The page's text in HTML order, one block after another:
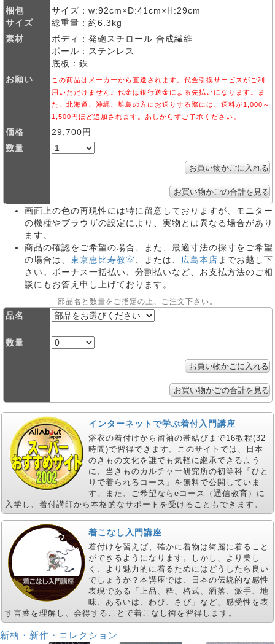
梱包
サイズ
サイズ：w:92cm×D:41cm×H:29cm
総重量：約6.3kg
素材
ボディ：発砲スチロール 合成繊維
ポール：ステンレス
底板：鉄
お願い
この商品はメーカーから直送されます。代金引換サービスがご利
用いただけません。代金は銀行送金による先払いになります。ま
た、北海道、沖縄、離島の方にお送りする際には、送料が1,000～
1,500円ほど追加されます。あしからずご了承ください。
価格
29,700円
数量
画面上の色の再現性には特に留意しておりますが、モニター
の機種やブラウザの設定により、実物とは異なる場合があり
ます。
商品の確認をご希望の場合、また、最適寸法の採寸をご希望
の場合は、 東京恵比寿教室 、または、 広島本店 までお越し下
さい。ボーナス一括払い、分割払いなど、お支払方法のご相
談にもお答え申し上げております。
部品名と数量をご指定の上、ご注文下さい。
品名
数量
インターネットで学ぶ着付入門講座
浴衣の着付けから留袖の帯結びまで16教程(32
時間)で習得できます。このサイトでは、日本
のきもの文化を誰でも気軽に継承できるよう
に、当きものカルチャー研究所の初等科「ひと
りで着られるコース」を無料で公開していま
す。また、ご希望ならeコース（通信教育）に
入学し、着付講師から本格的なサポートを受けることもできます。
着こなし入門講座
着付けを習えば、確かに着物は綺麗に着ること
ができるようになります。しかし、より美し
く、より魅力的に着るためにはどうしたら良い
でしょうか？本講座では、日本の伝統的な感性
表現である「上品、粋、格式、洒落、派手、地
味、あるいは、わび、さび」など、感受性を表
す言葉を理解し、会得することで着こなし術を習得します。
新柄・新作・コレクション